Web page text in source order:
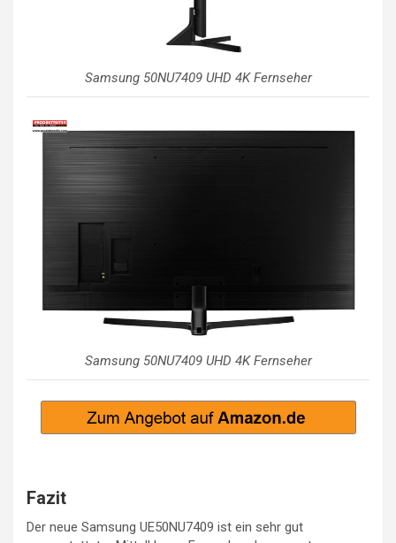
Samsung 50NU7409 UHD 4K Fernseher
Samsung 50NU7409 UHD 4K Fernseher
Fazit
Der neue Samsung UE50NU7409 ist ein sehr gut